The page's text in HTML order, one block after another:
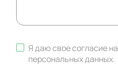
Я даю свое согласие на
персональных данных.